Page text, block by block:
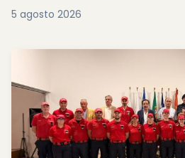
5 agosto 2026